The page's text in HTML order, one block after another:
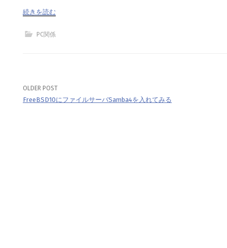
続きを読む
PC関係
Post
OLDER POST
FreeBSD10にファイルサーバSamba4を入れてみる